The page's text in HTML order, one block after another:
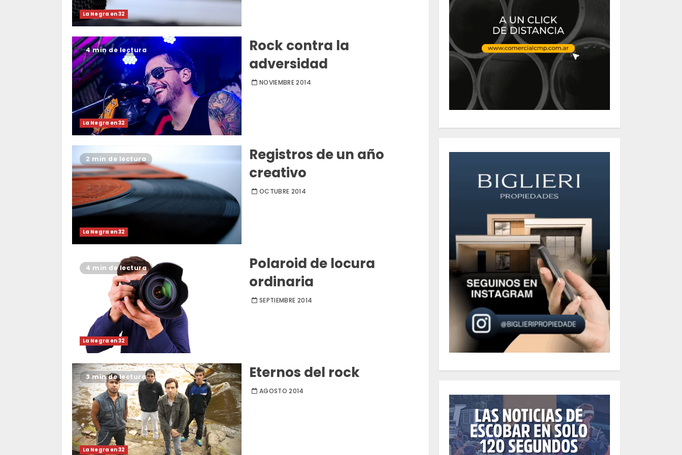
La Negra en 32
4 min de lectura
La Negra en 32
Rock contra la
adversidad
NOVIEMBRE 2014
2 min de lectura
La Negra en 32
Registros de un año
creativo
OCTUBRE 2014
4 min de lectura
La Negra en 32
Polaroid de locura
ordinaria
SEPTIEMBRE 2014
3 min de lectura
La Negra en 32
Eternos del rock
AGOSTO 2014